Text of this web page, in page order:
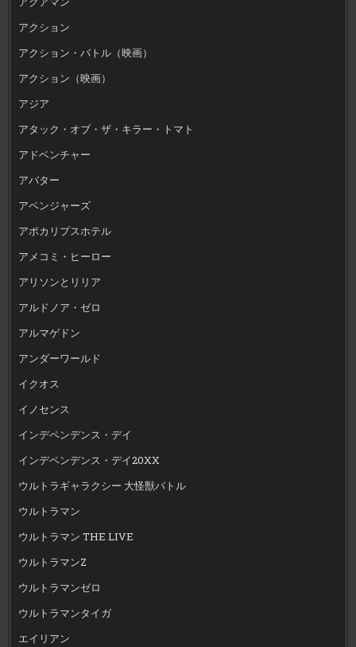
アクション
アクション・バトル（映画）
アクション（映画）
アジア
アタック・オブ・ザ・キラー・トマト
アドベンチャー
アバター
アベンジャーズ
アポカリプスホテル
アメコミ・ヒーロー
アリソンとリリア
アルドノア・ゼロ
アルマゲドン
アンダーワールド
イクオス
イノセンス
インデペンデンス・デイ
インデペンデンス・デイ20XX
ウルトラギャラクシー 大怪獣バトル
ウルトラマン
ウルトラマン THE LIVE
ウルトラマンZ
ウルトラマンゼロ
ウルトラマンタイガ
エイリアン